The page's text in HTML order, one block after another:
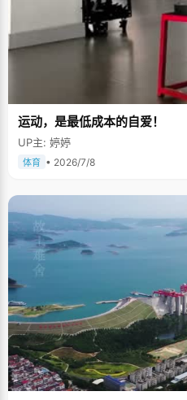
运动，是最低成本的自爱！
UP主: 婷婷
体育 • 2026/7/8